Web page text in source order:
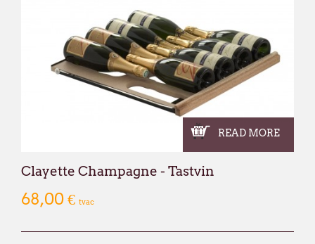
READ MORE
Clayette Champagne - Tastvin
68,00 € tvac